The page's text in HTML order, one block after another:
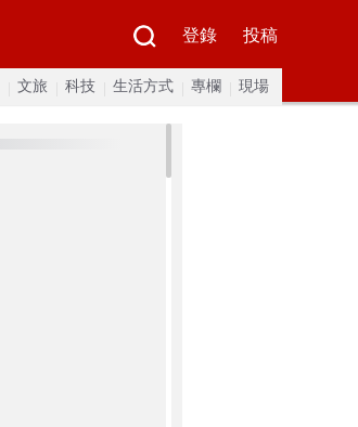
登錄 投稿
文旅 科技 生活方式 專欄 現場